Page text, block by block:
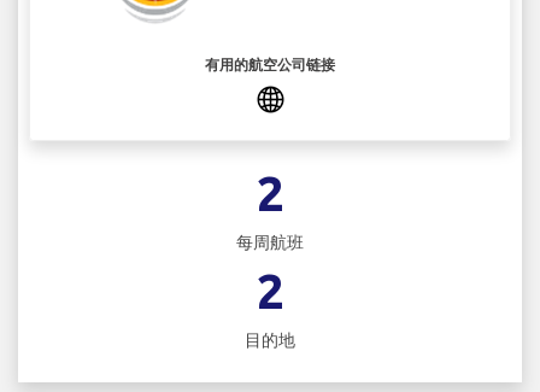
有用的航空公司链接
2
每周航班
2
目的地